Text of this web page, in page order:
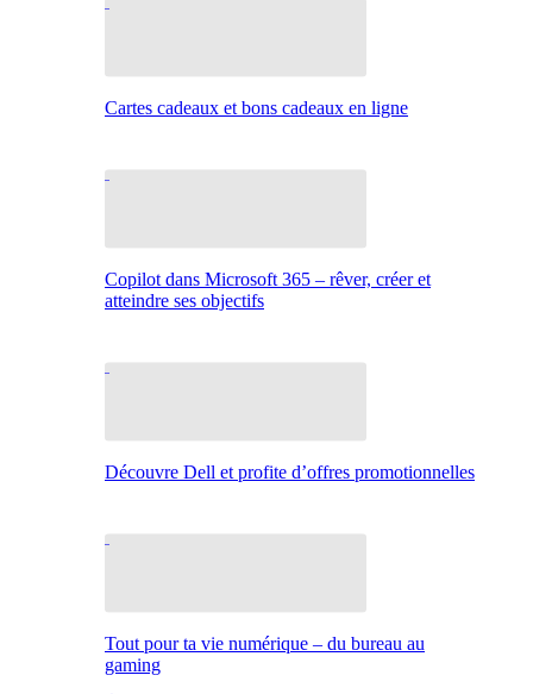
Cartes cadeaux et bons cadeaux en ligne
Copilot dans Microsoft 365 – rêver, créer et
atteindre ses objectifs
Découvre Dell et profite d’offres promotionnelles
Tout pour ta vie numérique – du bureau au
gaming